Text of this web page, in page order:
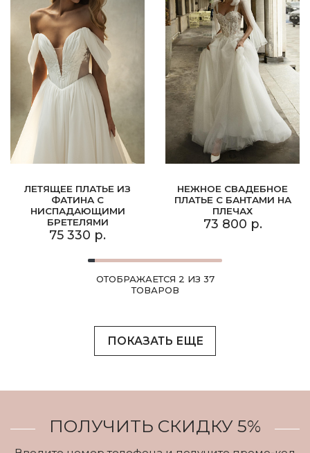
ЛЕТЯЩЕЕ ПЛАТЬЕ ИЗ
ФАТИНА С
НИСПАДАЮЩИМИ
БРЕТЕЛЯМИ
75 330 р.
НЕЖНОЕ СВАДЕБНОЕ
ПЛАТЬЕ С БАНТАМИ НА
ПЛЕЧАХ
73 800 р.
ОТОБРАЖАЕТСЯ 2 ИЗ 37
ТОВАРОВ
ПОКАЗАТЬ ЕЩЕ
ПОЛУЧИТЬ СКИДКУ 5%